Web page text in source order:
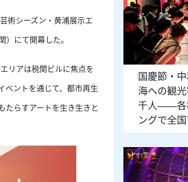
術シーズン・黄浦展示エ
）にて開幕した。
リアは税関ビルに焦点を
ベントを通じて、都市再生
たらすアートを生き生きと
国慶節・
海への観
千人——各
ングで全